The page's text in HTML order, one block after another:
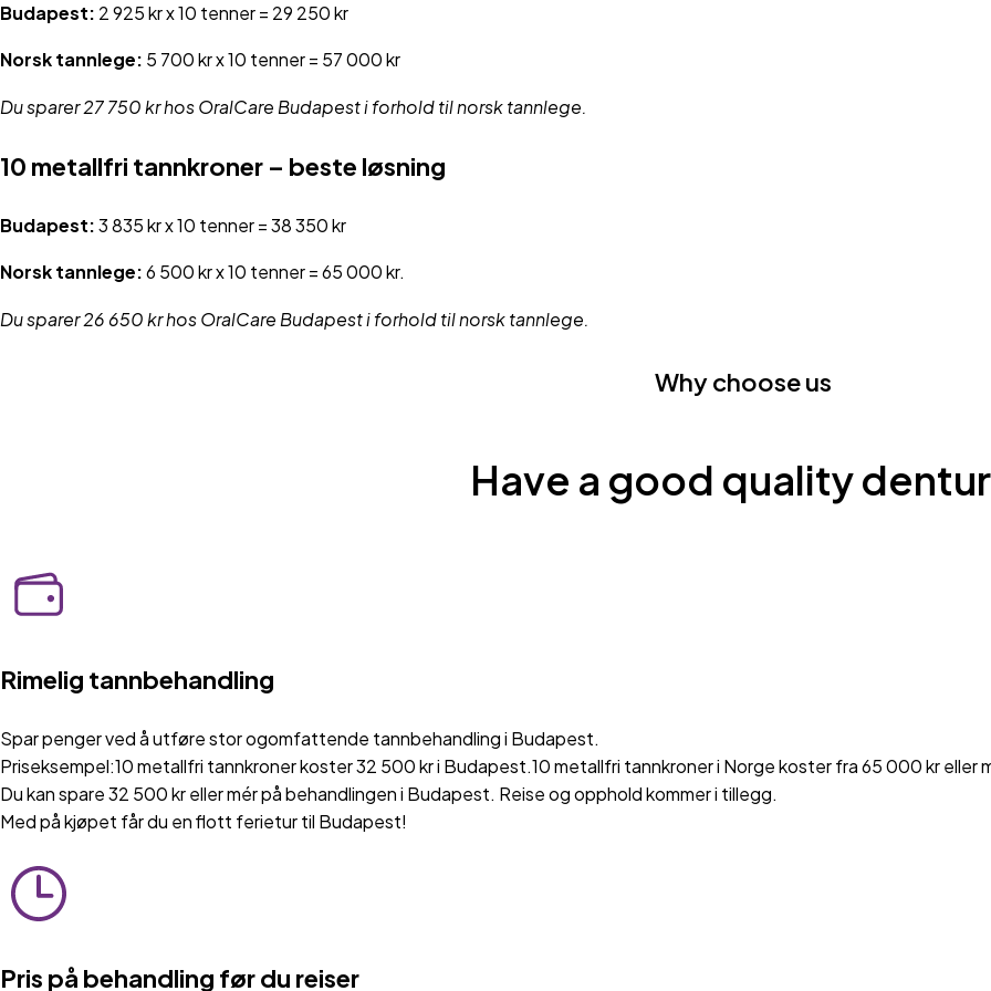
Budapest: 2 925 kr x 10 tenner = 29 250 kr
Norsk tannlege: 5 700 kr x 10 tenner = 57 000 kr
Du sparer 27 750 kr hos OralCare Budapest i forhold til norsk tannlege.
10 metallfri tannkroner – beste løsning
Budapest:3 835 kr x 10 tenner = 38 350 kr
Norsk tannlege:6 500 kr x 10 tenner = 65 000 kr.
Du sparer 26 650 kr hos OralCare Budapest i forhold til norsk tannlege.
Why choose us
Have a good quality
Rimelig tannbehandling
Spar penger ved å utføre stor ogomfattende tannbehandling i Budapest.
Priseksempel:10 metallfri tannkroner koster 32 500 kr i Budapest.10 metallfri tannkroner i Norge koster fra 65 000 kr eller
Du kan spare 32 500 kr eller mér på behandlingen i Budapest. Reise og opphold kommer i tillegg.
Med på kjøpet får du en flott ferietur til Budapest!
Pris på behandling før du reiser